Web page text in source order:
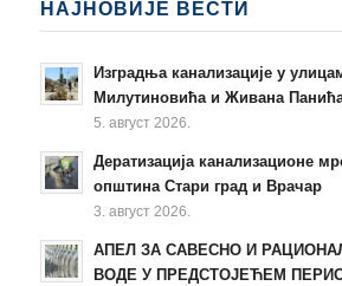
НАЈНОВИЈЕ ВЕСТИ
Изградња канализације у
Милутиновића и Живана
5. август 2026.
Дератизација канализационе
општина Стари град и Врачар
3. август 2026.
АПЕЛ ЗА САВЕСНО И
ВОДЕ У ПРЕДСТОЈЕЋЕМ